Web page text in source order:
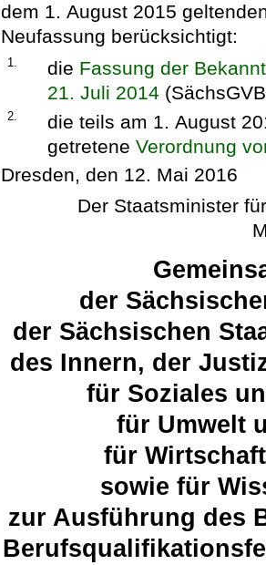
dem 1. August 2015
Neufassung berücksichtigt:
1. die Fassung der
21. Juli 2014
2.
die teils am 1. August
getreteneVerordnung
Dresden, den 12. Mai 2016
Der Staatsminister
der
der Sächsischen
des Innern, der
für Soziales
für Umwelt
für
sowie für
zur Ausführung des